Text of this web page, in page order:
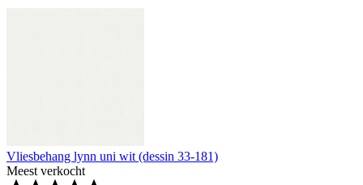
Vliesbehang lynn uni wit (dessin 33-181)
Meest verkocht